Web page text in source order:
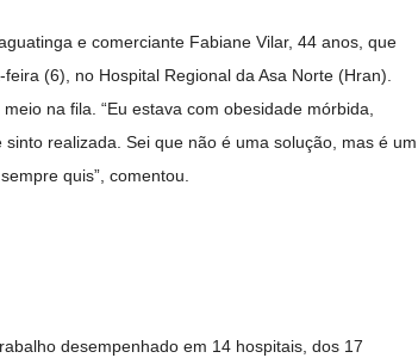
e comerciante Fabiane Vilar, 44 anos, que
(6), no Hospital Regional da Asa Norte (Hran).
na fila. “Eu estava com obesidade mórbida,
realizada. Sei que não é uma solução, mas é um
quis”, comentou.
desempenhado em 14 hospitais, dos 17